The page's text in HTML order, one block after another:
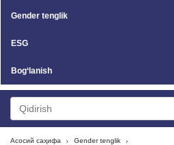
Gender tenglik
ESG
Bog‘lanish
Асосий саҳифа Gender tenglik